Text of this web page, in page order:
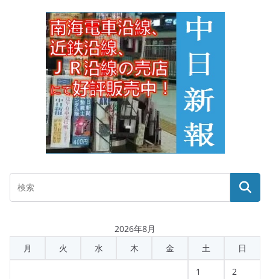
2026年8月
月
火 水 木 金 土 日
1 2